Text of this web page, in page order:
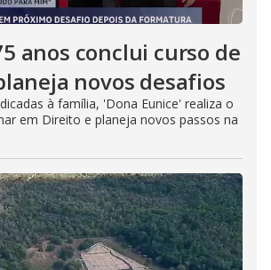
anos conclui curso de
novos desafios
à família, 'Dona Eunice' realiza o
em Direito e planeja novos passos na